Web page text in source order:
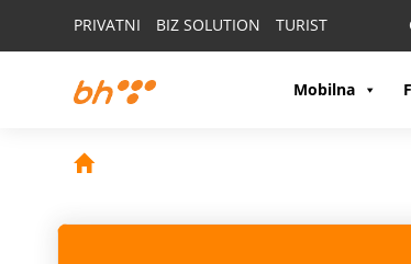
PRIVATNI BIZ SOLUTION TURIST
Mobilna